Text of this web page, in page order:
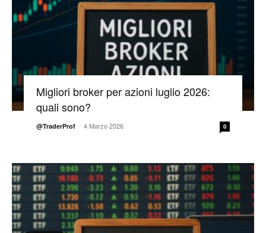
Migliori broker per azioni luglio 2026:
quali sono?
@TraderProf - 4 Marzo 2026 0